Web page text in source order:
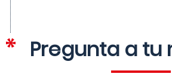
Pregunta a tu